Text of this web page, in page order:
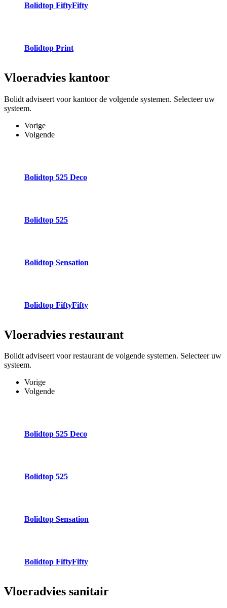
Bolidtop FiftyFifty
Bolidtop Print
Vloeradvies kantoor
Bolidt adviseert voor kantoor de volgende systemen. Selecteer uw
systeem.
Vorige
Volgende
Bolidtop 525 Deco
Bolidtop 525
Bolidtop Sensation
Bolidtop FiftyFifty
Vloeradvies restaurant
Bolidt adviseert voor restaurant de volgende systemen. Selecteer uw
systeem.
Vorige
Volgende
Bolidtop 525 Deco
Bolidtop 525
Bolidtop Sensation
Bolidtop FiftyFifty
Vloeradvies sanitair